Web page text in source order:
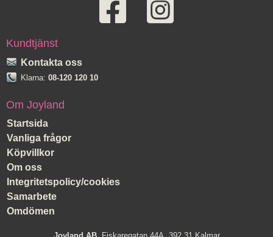
Kundtjänst
Kontakta oss
Klarna: 08-120 120 10
Om Joyland
Startsida
Vanliga frågor
Köpvillkor
Om oss
Integritetspolicy/cookies
Samarbete
Omdömen